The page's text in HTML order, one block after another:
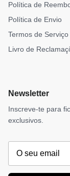
Política de
Política de Envio
Termos de Serviço
Livro de
Newsletter
Inscreve-te para
exclusivos.